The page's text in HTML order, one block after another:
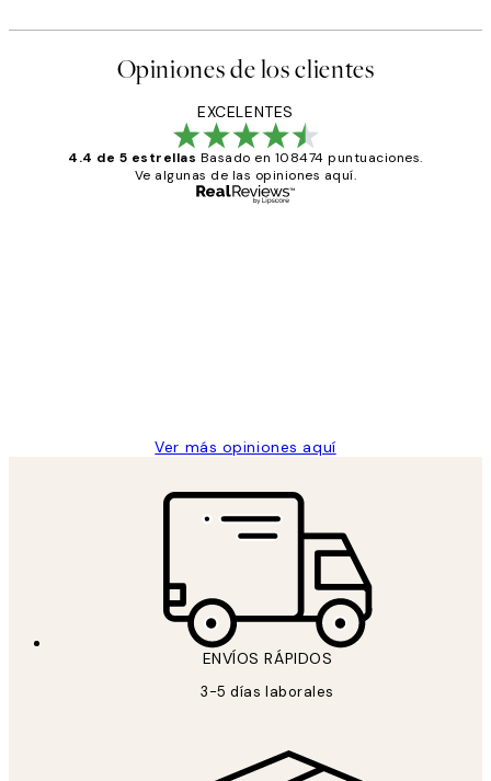
Opiniones de los clientes
EXCELENTES
4.4 de 5 estrellas Basado en 108474 puntuaciones.
Ve algunas de las opiniones aquí.
Ver más opiniones aquí
ENVÍOS RÁPIDOS
3-5 días laborales